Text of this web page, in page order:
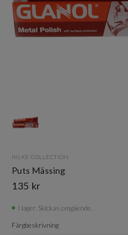
HILKE COLLECTION
Puts Mässing
135 kr
I lager. Skickas omgående.
Färgbeskrivning